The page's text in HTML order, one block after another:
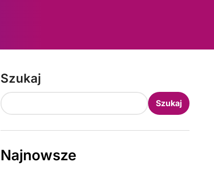
Szukaj
Szukaj
Najnowsze